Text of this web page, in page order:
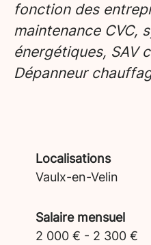
fonction des
maintenance CVC,
énergétiques, SAV
Dépanneur
Localisations
Vaulx-en-Velin
Salaire mensuel
2 000 € - 2 300 €